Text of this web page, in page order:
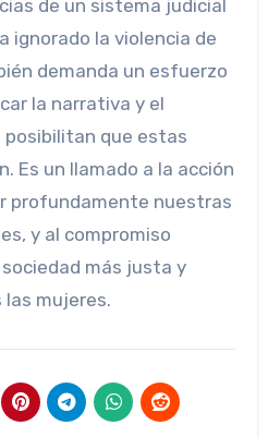
de un sistema judicial
ignorado la violencia de
demanda un esfuerzo
la narrativa y el
que estas
Es un llamado a la acción
profundamente nuestras
y al compromiso
más justa y
mujeres.